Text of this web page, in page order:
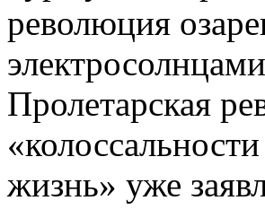
революция
Пролетарская
жизнь» уже